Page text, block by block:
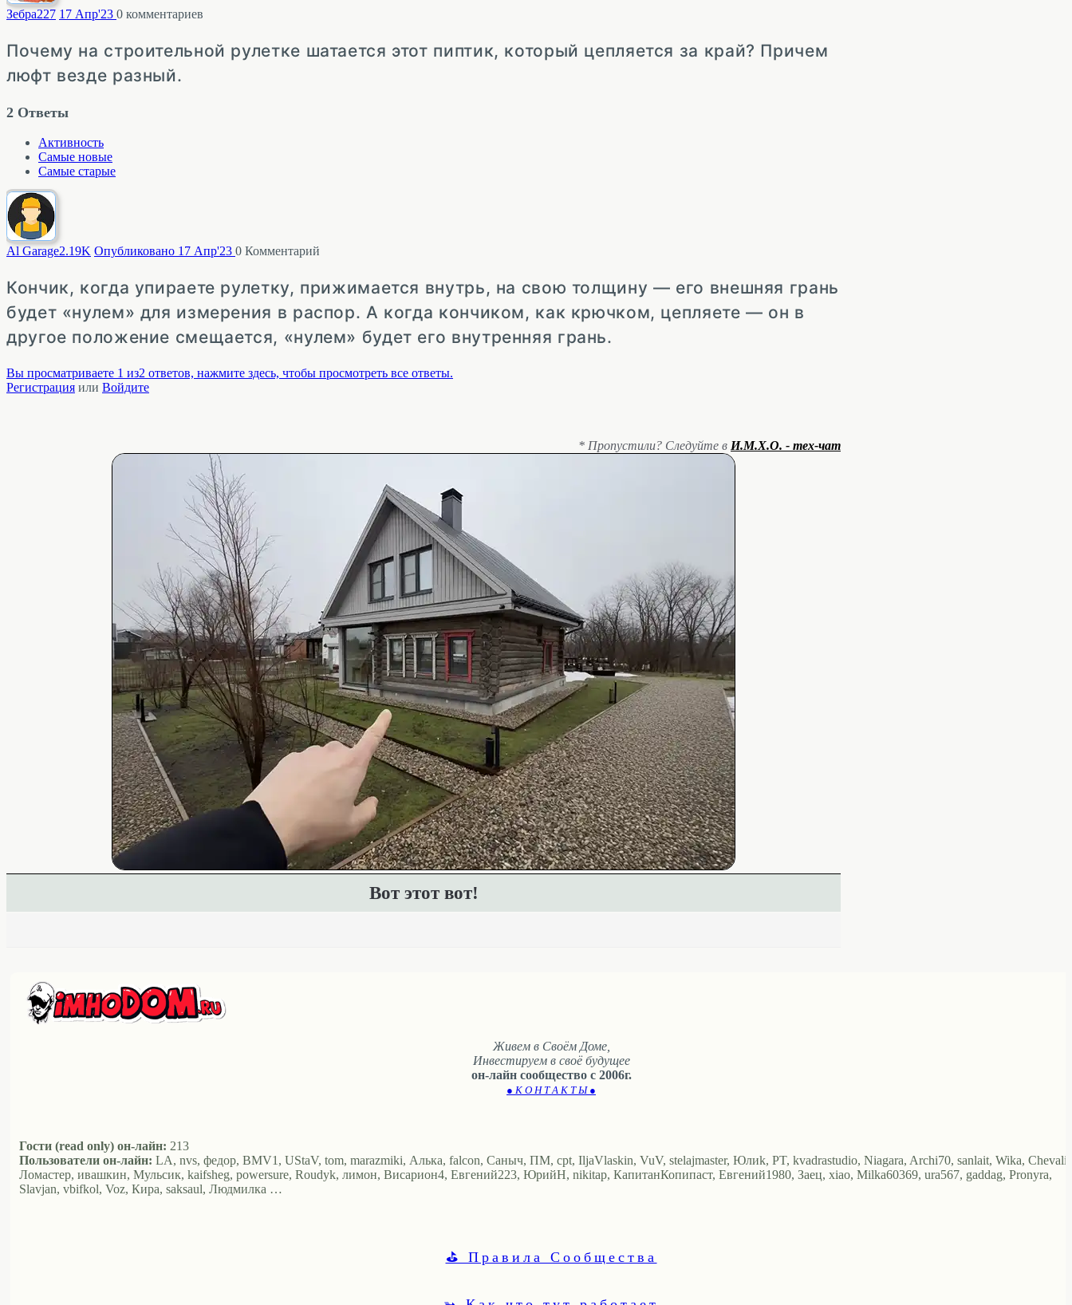
Зебра227 17 Апр'23 0 комментариев
Почему на строительной рулетке шатается этот пиптик, который цепляется за край? Причем
люфт везде разный.
2 Ответы
Активность
Самые новые
Самые старые
Al Garage2.19K Опубликовано 17 Апр'23 0 Комментарий
Кончик, когда упираете рулетку, прижимается внутрь, на свою толщину — его внешняя грань
будет «нулем» для измерения в распор. А когда кончиком, как крючком, цепляете — он в
другое положение смещается, «нулем» будет его внутренняя грань.
Вы просматриваете 1 из2 ответов, нажмите здесь, чтобы просмотреть все ответы.
Регистрация или Войдите
* Пропустили? Следуйте в И.М.Х.О. - тех-чат
Вот этот вот!
Живем в Своём Доме,
Инвестируем в своё будущее
он-лайн сообщество с 2006г.
● К О Н Т А К Т Ы ●
Гости (read only) он-лайн: 213
Пользователи он-лайн: LA, nvs, федор, BMV1, UStaV, tom, marazmiki, Алька, falcon, Саныч, ПМ, cpt, IljaVlaskin, VuV, stelajmaster, Юлиk, PT, kvadrastudio, Niagara, Archi70, sanlait, Wika,
Ломастер, ивашкин, Мульсик, kaifsheg, powersure, Roudyk, лимон, Висариoн4, Евгений223, ЮрийН, nikitap, КапитанКопипаст, Евгений1980, Заец, xiao, Milka60369, ura567, gaddag, Pronyra,
Slavjan, vbifkol, Voz, Кира, saksaul, Людмилка …
⛳ Правила Сообщества